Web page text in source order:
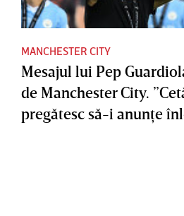
MANCHESTER CITY
Mesajul lui Pep
de Manchester City.
pregătesc să-i anunţe